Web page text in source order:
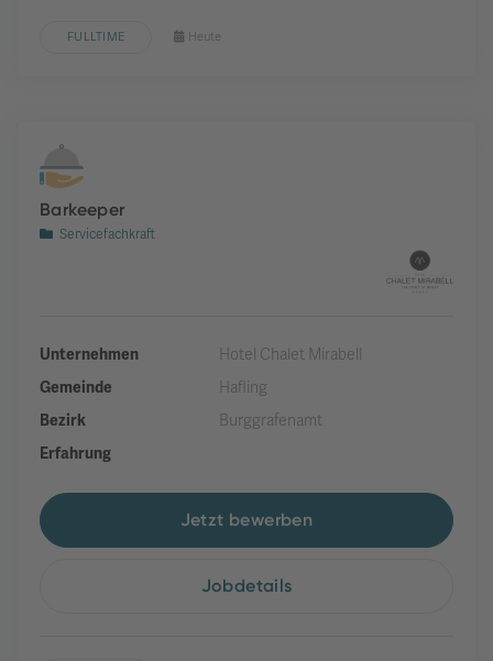
FULLTIME Heute
Barkeeper
Servicefachkraft
Unternehmen
Hotel Chalet Mirabell
Gemeinde
Hafling
Bezirk
Burggrafenamt
Erfahrung
Jetzt bewerben
Jobdetails